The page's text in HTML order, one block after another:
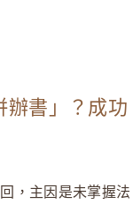
辦書」？成功
，主因是未掌握法